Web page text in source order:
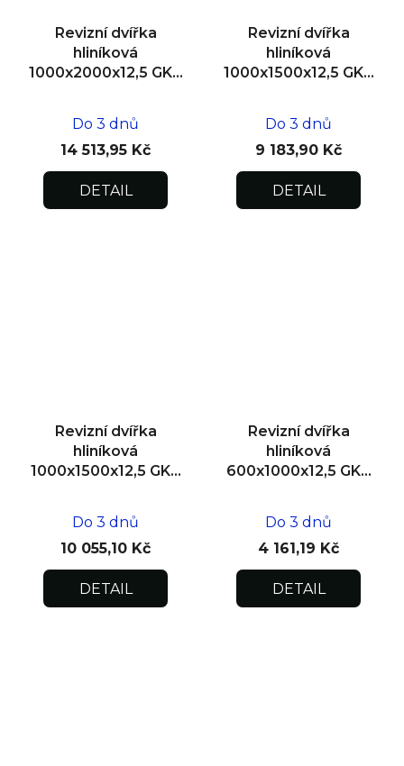
Revizní dvířka
hliníková
1000x2000x12,5 GKB
Do 3 dnů
14 513,95 Kč
DETAIL
Revizní dvířka
hliníková
1000x1500x12,5 GKB
Do 3 dnů
9 183,90 Kč
DETAIL
Revizní dvířka
hliníková
1000x1500x12,5 GKB
Do 3 dnů
10 055,10 Kč
DETAIL
Revizní dvířka
hliníková
600x1000x12,5 GKB
Do 3 dnů
4 161,19 Kč
DETAIL